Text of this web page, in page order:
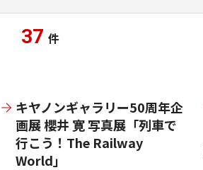
37 件
キヤノンギャラリー50周年企
画展 櫻井 寛 写真展「列車で
行こう！The Railway
World」